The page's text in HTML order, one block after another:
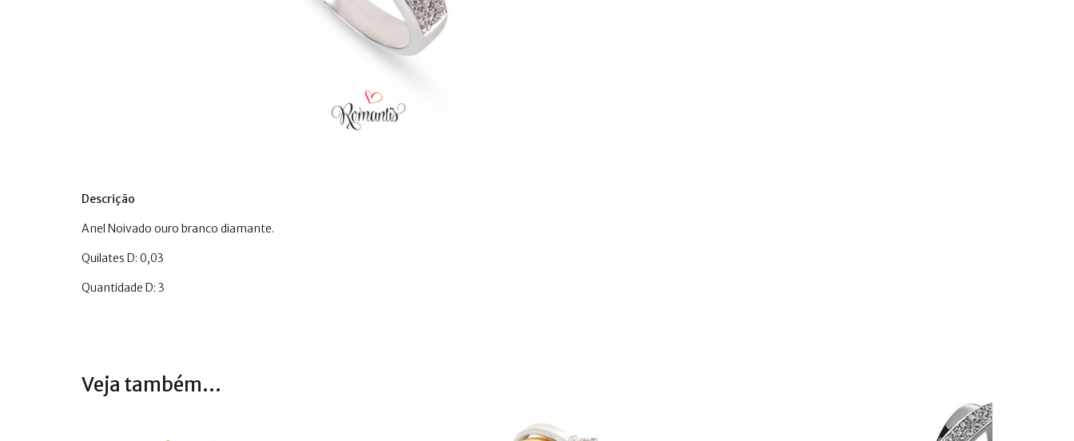
Descrição
Anel Noivado ouro branco diamante.
Quilates D: 0,03
Quantidade D: 3
Veja também...